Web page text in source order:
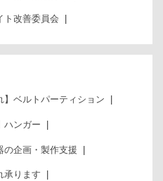
ト改善委員会
】ベルトパーティション
ハンガー
の企画・製作支援
承ります